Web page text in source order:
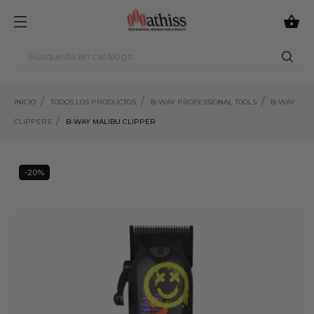

INICIO TODOS LOS PRODUCTOS B-WAY PROFESSIONAL TOOLS B-WAY
CLIPPERS B-WAY MALIBU CLIPPER
20%
-20%